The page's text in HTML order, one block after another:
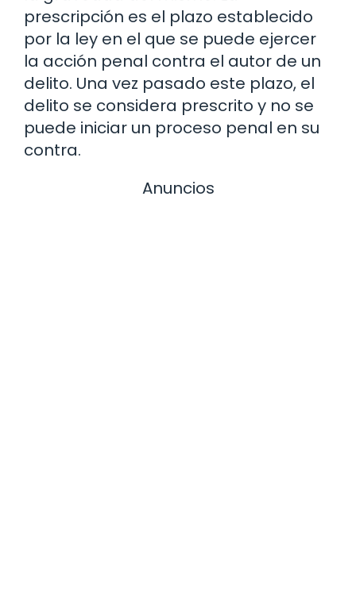
prescripción es el plazo establecido
por la ley en el que se puede ejercer
la acción penal contra el autor de un
delito. Una vez pasado este plazo, el
delito se considera prescrito y no se
puede iniciar un proceso penal en su
contra.
Anuncios